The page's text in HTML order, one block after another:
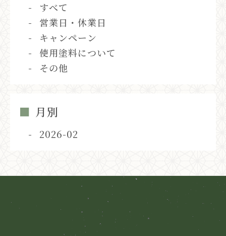
すべて
営業日・休業日
キャンペーン
使用塗料について
その他
月別
2026-02